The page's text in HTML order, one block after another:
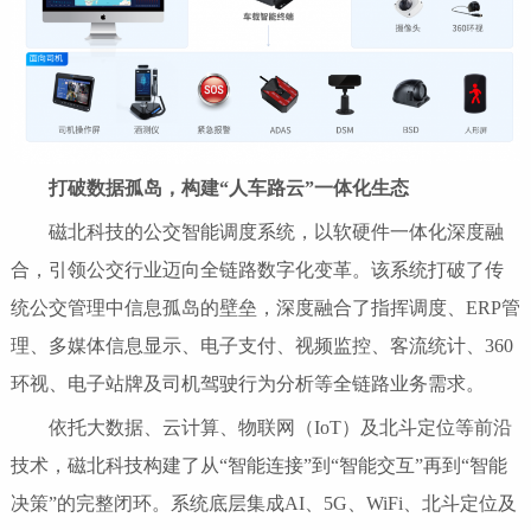
打破数据孤岛，构建“人车路云”一体化生态
磁北科技的公交智能调度系统，以软硬件一体化深度融
合，引领公交行业迈向全链路数字化变革。该系统打破了传
统公交管理中信息孤岛的壁垒，深度融合了指挥调度、ERP管
理、多媒体信息显示、电子支付、视频监控、客流统计、360
环视、电子站牌及司机驾驶行为分析等全链路业务需求。
依托大数据、云计算、物联网（IoT）及北斗定位等前沿
技术，磁北科技构建了从“智能连接”到“智能交互”再到“智能
决策”的完整闭环。系统底层集成AI、5G、WiFi、北斗定位及